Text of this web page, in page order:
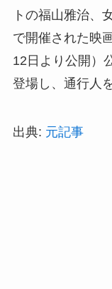
トの福山雅治、
で開催された映
12日より公開）
登場し、通行人
出典: 元記事